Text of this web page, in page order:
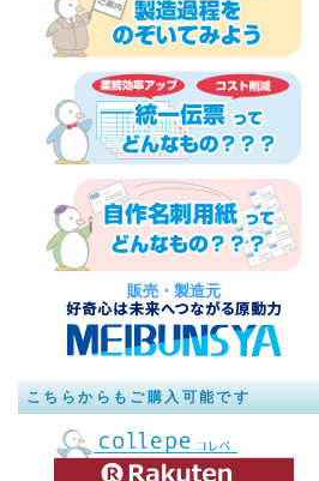
販売・製造元
こちらからもご購入可能です